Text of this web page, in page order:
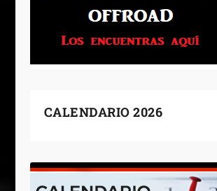
CALENDARIO 2026